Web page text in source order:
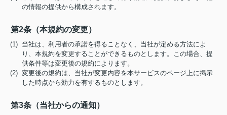
の情報の提供から構成されます。
第2条（本規約の変更）
(1) 当社は、利用者の承諾を得ることなく、当社が定める方法によ
り、本規約を変更することができるものとします。この場合、提
供条件等は変更後の規約によります。
(2) 変更後の規約は、当社が変更内容を本サービスのページ上に掲示
した時点から効力を有するものとします。
第3条（当社からの通知）